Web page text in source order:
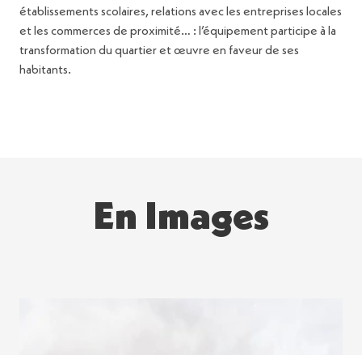
établissements scolaires, relations avec les entreprises locales
et les commerces de proximité… : l’équipement participe à la
transformation du quartier et œuvre en faveur de ses
habitants.
En Images